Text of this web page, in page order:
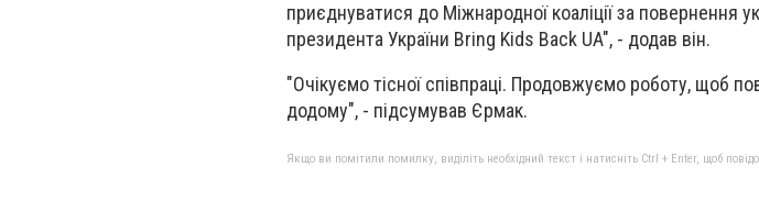
приєднуватися до Міжнародної коаліції за повернення
президента України Bring Kids Back UA", - додав він.
"Очікуємо тісної співпраці. Продовжуємо роботу, щоб
додому", - підсумував Єрмак.
Якщо ви помітили помилку, виділіть необхідний текст і натисніть Ctrl + Enter, щоб